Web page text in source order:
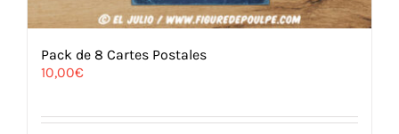
Pack de 8 Cartes Postales
10,00€